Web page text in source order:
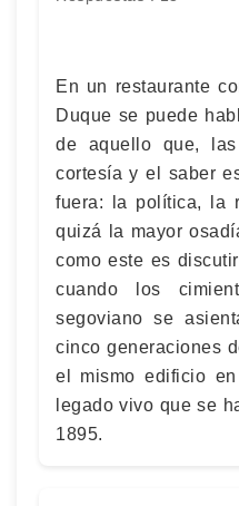
En un restaurante
Duque se puede
de aquello que,
cortesía y el saber
fuera: la política, la
quizá la mayor
como este es
cuando los
segoviano se
cinco generaciones
el mismo edificio
legado vivo que se
1895.